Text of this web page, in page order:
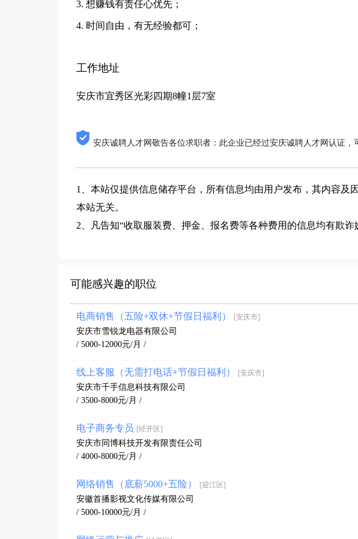
3. 想赚钱有责任心优先；
4. 时间自由，有无经验都可；
工作地址
安庆市宜秀区光彩四期8幢1层7室
安庆诚聘人才网敬告各位求职者：此企业已经过安庆诚聘人才网认证，
1、本站仅提供信息储存平台，所有信息均由用户发布，其内容及
本站无关。
2、凡告知“收取服装费、押金、报名费等各种费用的信息均有欺诈
可能感兴趣的职位
电商销售（五险+双休+节假日福利） [安庆市]
安庆市雪锐龙电器有限公司
/ 5000-12000元/月 /
线上客服（无需打电话+节假日福利） [安庆市]
安庆市千手信息科技有限公司
/ 3500-8000元/月 /
电子商务专员 [经开区]
安庆市同博科技开发有限责任公司
/ 4000-8000元/月 /
网络销售（底薪5000+五险） [迎江区]
安徽首播影视文化传媒有限公司
/ 5000-10000元/月 /